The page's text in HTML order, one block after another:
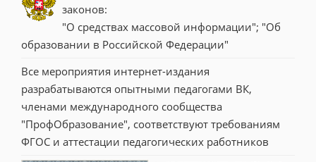
законов:
"О средствах массовой информации"; "Об
образовании в Российской Федерации"
Все мероприятия интернет-издания
разрабатываются опытными педагогами ВК,
членами международного сообщества
"ПрофОбразование", соответствуют требованиям
ФГОС и аттестации педагогических работников